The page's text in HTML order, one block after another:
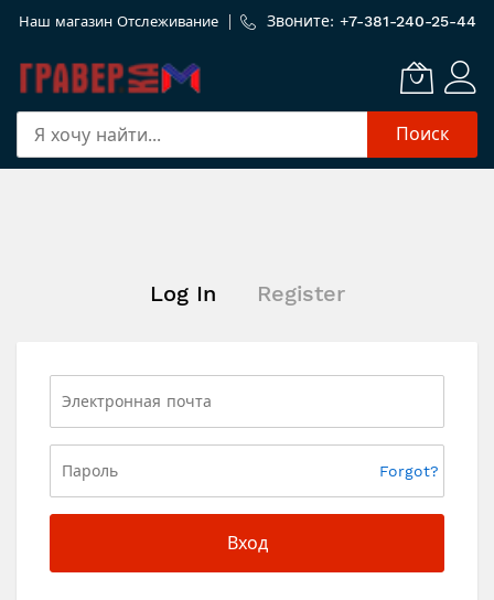
Наш магазин Отслеживание Звоните: +7-381-240-25-44
Поиск
Log In Register
Forgot?
Вход